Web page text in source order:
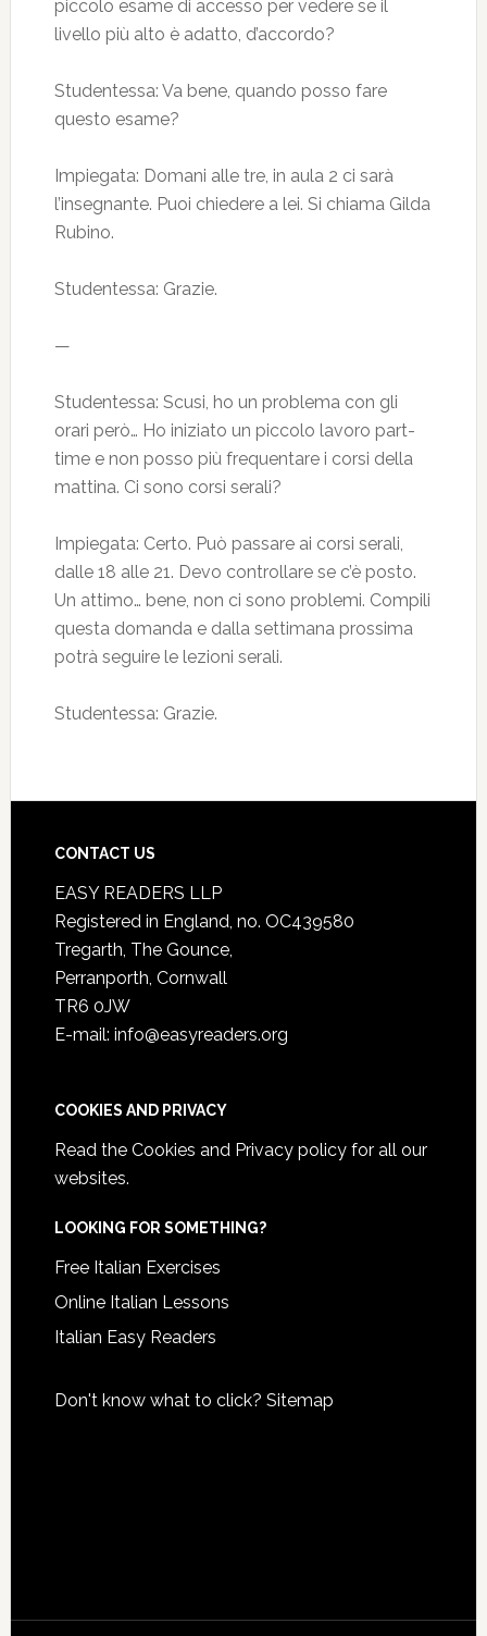
piccolo esame di accesso per vedere se il
livello più alto è adatto, d’accordo?
Studentessa: Va bene, quando posso fare
questo esame?
Impiegata: Domani alle tre, in aula 2 ci sarà
l’insegnante. Puoi chiedere a lei. Si chiama Gilda
Rubino.
Studentessa: Grazie.
—
Studentessa: Scusi, ho un problema con gli
orari però… Ho iniziato un piccolo lavoro part-
time e non posso più frequentare i corsi della
mattina. Ci sono corsi serali?
Impiegata: Certo. Può passare ai corsi serali,
dalle 18 alle 21. Devo controllare se c’è posto.
Un attimo… bene, non ci sono problemi. Compili
questa domanda e dalla settimana prossima
potrà seguire le lezioni serali.
Studentessa: Grazie.
CONTACT US
EASY READERS LLP
Registered in England, no. OC439580
Tregarth, The Gounce,
Perranporth, Cornwall
TR6 0JW
E-mail: info@easyreaders.org
COOKIES AND PRIVACY
Read the Cookies and Privacy policyfor all our
websites.
LOOKING FOR SOMETHING?
Free Italian Exercises
Online Italian Lessons
Italian Easy Readers
Don't know what to click? Sitemap